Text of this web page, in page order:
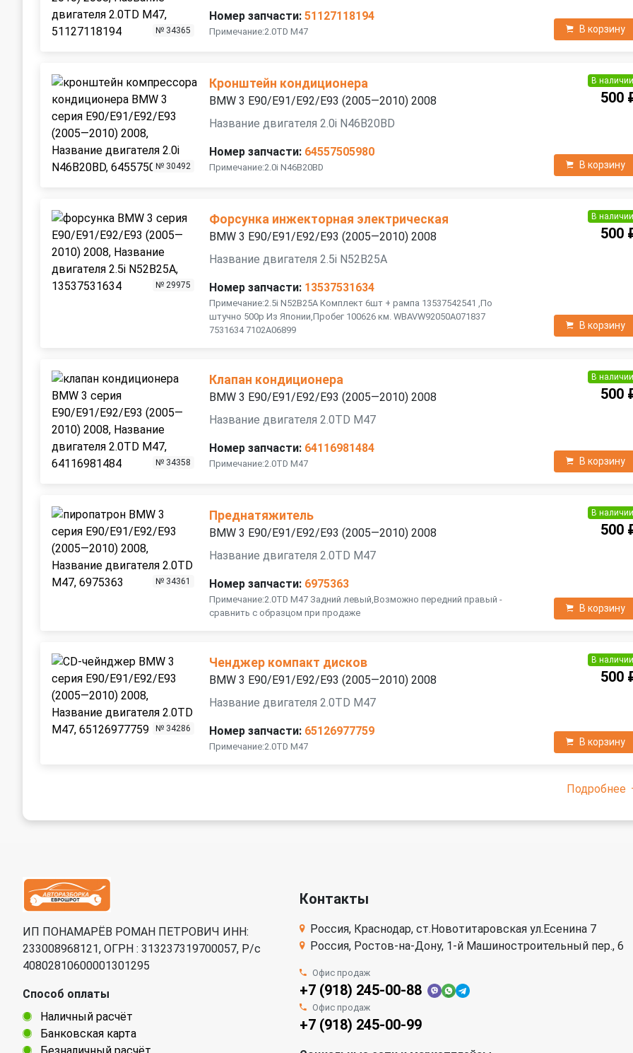
№ 34365
Номер запчасти: 51127118194
Примечание:2.0TD M47 В корзину
№ 30492
Кронштейн кондиционера
BMW 3 E90/E91/E92/E93 (2005—2010) 2008
Название двигателя 2.0i N46B20BD
Номер запчасти: 64557505980
Примечание:2.0i N46B20BD
В наличии
500
В корзину
№ 29975
Форсунка инжекторная электрическая
BMW 3 E90/E91/E92/E93 (2005—2010) 2008
Название двигателя 2.5i N52B25A
Номер запчасти: 13537531634
Примечание:2.5i N52B25A Комплект 6шт + рампа 13537542541 ,По
штучно 500р Из Японии,Пробег 100626 км. WBAVW92050A071837
7531634 7102A06899
В наличии
500
В корзину
№ 34358
Клапан кондиционера
BMW 3 E90/E91/E92/E93 (2005—2010) 2008
Название двигателя 2.0TD M47
Номер запчасти: 64116981484
Примечание:2.0TD M47
В наличии
500
В корзину
№ 34361
Преднатяжитель
BMW 3 E90/E91/E92/E93 (2005—2010) 2008
Название двигателя 2.0TD M47
Номер запчасти: 6975363
Примечание:2.0TD M47 Задний левый,Возможно передний правый -
сравнить с образцом при продаже
В наличии
500
В корзину
№ 34286
Ченджер компакт дисков
BMW 3 E90/E91/E92/E93 (2005—2010) 2008
Название двигателя 2.0TD M47
Номер запчасти: 65126977759
Примечание:2.0TD M47
В наличии
500
В корзину
Подробнее
ИП ПОНАМАРЁВ РОМАН ПЕТРОВИЧ ИНН:
233008968121, ОГРН : 313237319700057, Р/c
40802810600001301295
Способ оплаты
Наличный расчёт
Банковская карта
Контакты
Россия, Краснодар, ст.Новотитаровская ул.Есенина 7
Россия, Ростов-на-Дону, 1-й Машиностроительный пер., 6
Офис продаж
+7 (918) 245-00-88
Офис продаж
+7 (918) 245-00-99